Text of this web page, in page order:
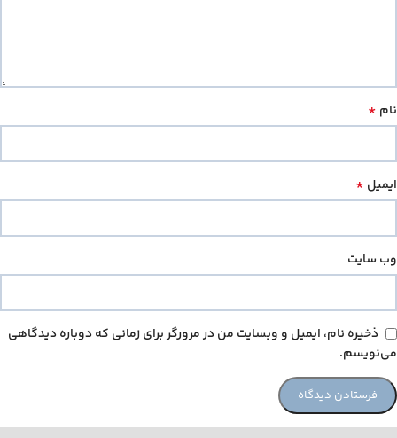
نام *
ایمیل *
وب‌ سایت
ذخیره نام، ایمیل و وبسایت من در مرورگر برای زمانی که دوباره دیدگاهی
می‌نویسم.